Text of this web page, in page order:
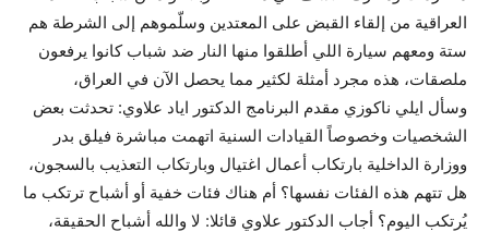
العراقية من إلقاء القبض على المعتدين وسلّموهم إلى الشرطة هم
ستة ومعهم سيارة اللي أطلقوا منها النار ضد شباب كانوا يرفعون
ملصقات، هذه مجرد أمثلة لكثير مما يحصل الآن في العراق،
وسأل ايلي ناكوزي مقدم البرنامج الدكتور اياد علاوي: تحدثت بعض
الشخصيات وخصوصاً القيادات السنية اتهمت مباشرة فيلق بدر
ووزارة الداخلية بارتكاب أعمال اغتيال وبارتكاب التعذيب بالسجون،
هل تتهم هذه الفئات نفسها؟ أم هناك فئات خفية أو أشباح ترتكب ما
يُرتكب اليوم؟ أجاب الدكتور علاوي قائلا: لا والله أشباح الحقيقة،